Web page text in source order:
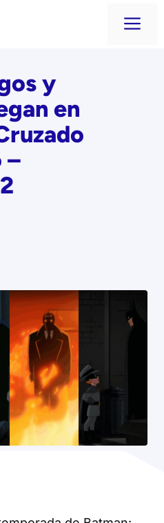
y
en
–